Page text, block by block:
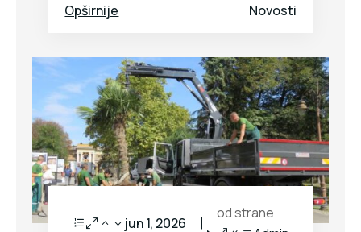
Novosti
Opširnije
od strane
jun 1, 2026